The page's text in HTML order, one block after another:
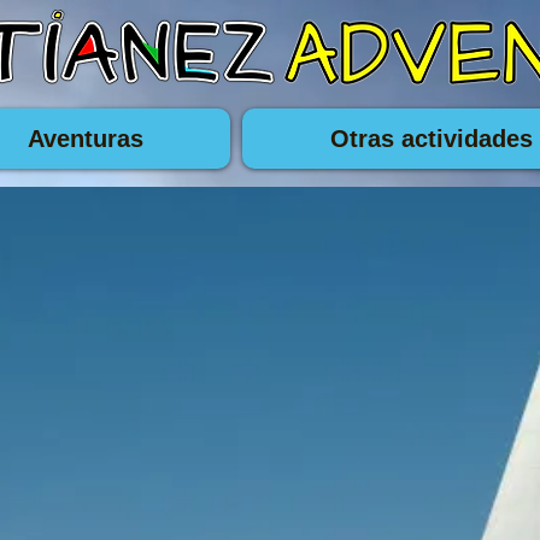
Aventuras Otras actividades